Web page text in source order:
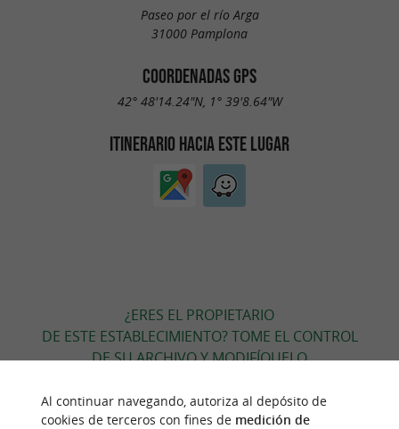
Paseo por el río Arga
31000 Pamplona
COORDENADAS GPS
42° 48'14.24"N, 1° 39'8.64"W
ITINERARIO HACIA ESTE LUGAR
¿ERES EL PROPIETARIO
DE ESTE ESTABLECIMIENTO? TOME EL CONTROL
DE SU ARCHIVO Y MODIFÍQUELO
Al continuar navegando, autoriza al depósito de
cookies de terceros con fines de medición de